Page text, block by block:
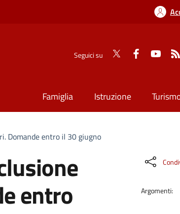
Seguici su
Famiglia Istruzione
Domande entro il 30 giugno
entro Argomenti: